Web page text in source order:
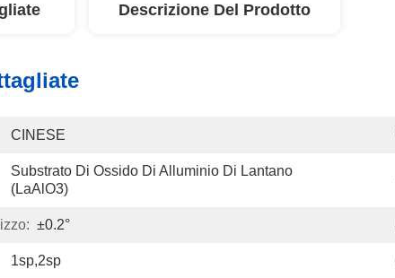
Descrizione Del Prodotto
CINESE
Substrato Di Ossido Di Alluminio Di Lantano
(LaAlO3)
±0.2°
1sp,2sp